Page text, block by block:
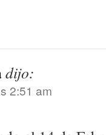
dijo:
2:51 am